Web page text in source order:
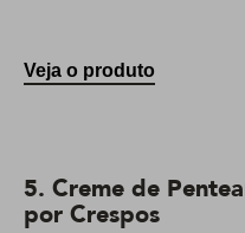
Veja o produto
5. Creme de
por Crespos